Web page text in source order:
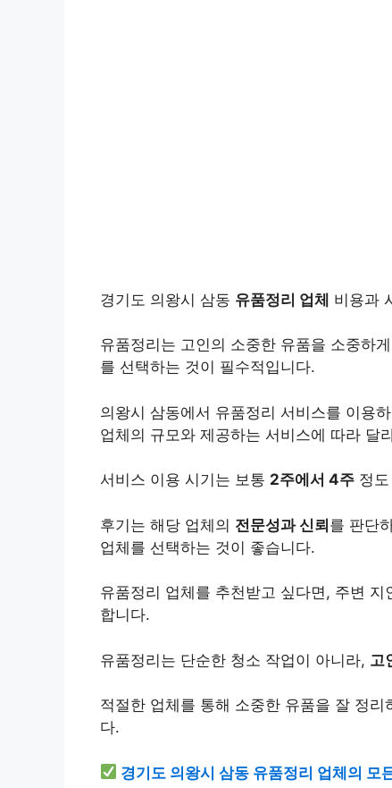
경기도 의왕시 삼동 유품정리 업체 비용과
유품정리는 고인의 소중한 유품을 소중하
를 선택하는 것이 필수적입니다.
의왕시 삼동에서 유품정리 서비스를 이용
업체의 규모와 제공하는 서비스에 따라 달
서비스 이용 시기는 보통 2주에서 4주 정
후기는 해당 업체의 전문성과 신뢰를 판단
업체를 선택하는 것이 좋습니다.
유품정리 업체를 추천받고 싶다면, 주변
합니다.
유품정리는 단순한 청소 작업이 아니라, 고
적절한 업체를 통해 소중한 유품을 잘 정
다.
경기도 의왕시 삼동 유품정리 업체의 모